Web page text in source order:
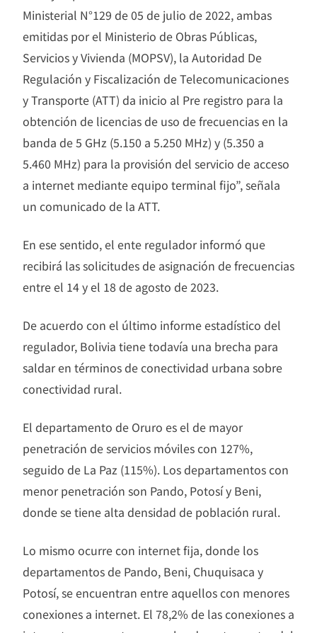
Ministerial N°129 de 05 de julio de 2022, ambas
emitidas por el Ministerio de Obras Públicas,
Servicios y Vivienda (MOPSV), la Autoridad De
Regulación y Fiscalización de Telecomunicaciones
y Transporte (ATT) da inicio al Pre registro para la
obtención de licencias de uso de frecuencias en la
banda de 5 GHz (5.150 a 5.250 MHz) y (5.350 a
5.460 MHz) para la provisión del servicio de acceso
a internet mediante equipo terminal fijo”, señala
un comunicado de la ATT.
En ese sentido, el ente regulador informó que
recibirá las solicitudes de asignación de frecuencias
entre el 14 y el 18 de agosto de 2023.
De acuerdo con el último informe estadístico del
regulador, Bolivia tiene todavía una brecha para
saldar en términos de conectividad urbana sobre
conectividad rural.
El departamento de Oruro es el de mayor
penetración de servicios móviles con 127%,
seguido de La Paz (115%). Los departamentos con
menor penetración son Pando, Potosí y Beni,
donde se tiene alta densidad de población rural.
Lo mismo ocurre con internet fija, donde los
departamentos de Pando, Beni, Chuquisaca y
Potosí, se encuentran entre aquellos con menores
conexiones a internet. El 78,2% de las conexiones a